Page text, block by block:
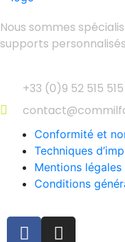
Nous sommes
supports
+33 (0)9 52 515 515
Conformité et
Techniques
Mentions légales
Conditions